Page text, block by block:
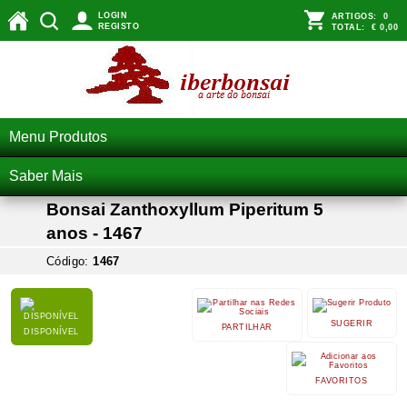
LOGIN
REGISTO
ARTIGOS: 0
TOTAL: € 0,00
Menu Produtos
Saber Mais
Bonsai Zanthoxyllum Piperitum 5
anos - 1467
Código:1467
DISPONÍVEL
SUGERIR
PARTILHAR
FAVORITOS